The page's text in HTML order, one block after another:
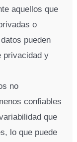
aquellos que
o
pueden
privacidad y
no
confiables
que
lo que puede